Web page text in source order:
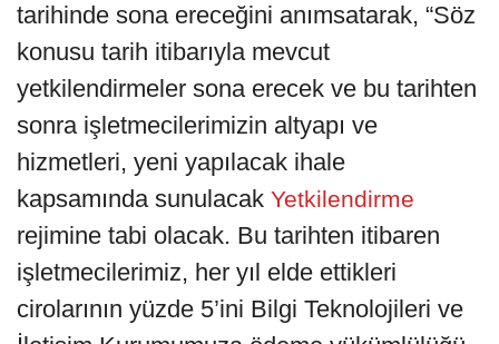
tarihinde sona ereceğini anımsatarak, “Söz
konusu tarih itibarıyla mevcut
yetkilendirmeler sona erecek ve bu tarihten
sonra işletmecilerimizin altyapı ve
hizmetleri, yeni yapılacak ihale
kapsamında sunulacak Yetkilendirme
rejimine tabi olacak. Bu tarihten itibaren
işletmecilerimiz, her yıl elde ettikleri
cirolarının yüzde 5’ini Bilgi Teknolojileri ve